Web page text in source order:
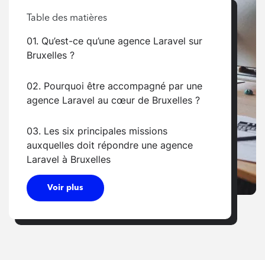
Table des matières
01. Qu’est-ce qu’une agence Laravel sur
Bruxelles ?
02. Pourquoi être accompagné par une
agence Laravel au cœur de Bruxelles ?
03. Les six principales missions
auxquelles doit répondre une agence
Laravel à Bruxelles
Voir plus